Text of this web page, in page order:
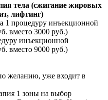
тела (сжигание жировых
лифтинг)
1 процедуру инъекционной
вместо 3000 руб.)
инъекционной
вместо 9000 руб.)
желанию, уже входит в
1 зоны на выбор